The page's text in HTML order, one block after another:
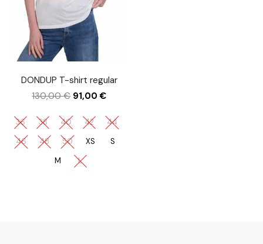
DONDUP T-shirt regular
130,00€ 91,00€
36 38 40 42
44
46
48 50 XS
S
M
L